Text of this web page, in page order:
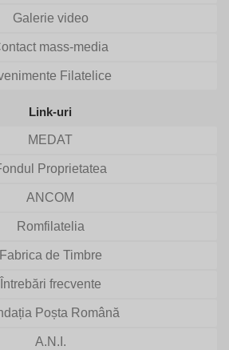
Galerie video
mass-media
Filatelice
Link-uri
MEDAT
Proprietatea
ANCOM
Romfilatelia
Fabrica de Timbre
Întrebări frecvente
Poșta Română
A.N.I.